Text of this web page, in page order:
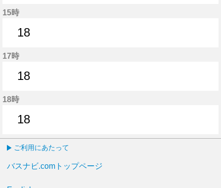
15時
18
17時
18
18時
18
ご利用にあたって
バスナビ.comトップページ